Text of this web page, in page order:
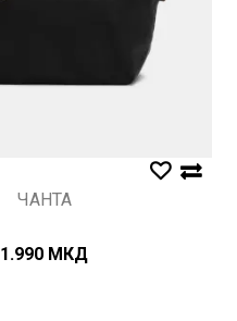
ЧАНТА
1.990 МКД